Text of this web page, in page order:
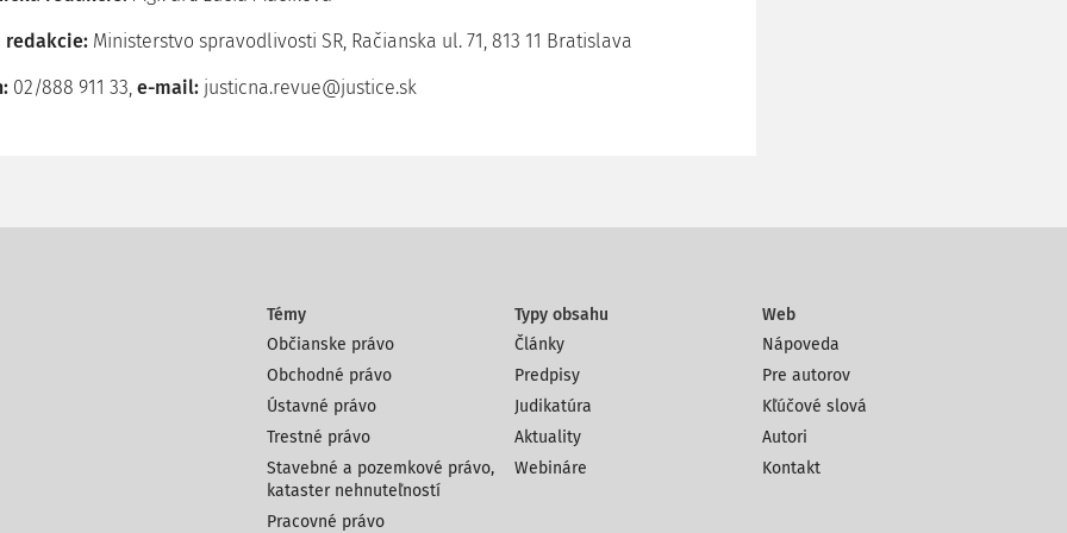
redakcie: Ministerstvo spravodlivosti SR, Račianska ul. 71, 813 11 Bratislava
02/888 911 33, e-mail: justicna.revue@justice.sk
Témy
Občianske právo
Obchodné právo
Ústavné právo
Trestné právo
Stavebné a pozemkové právo,
kataster nehnuteľností
Pracovné právo
Typy obsahu
Články
Predpisy
Judikatúra
Aktuality
Webináre
Web
Nápoveda
Pre autorov
Kľúčové slová
Autori
Kontakt